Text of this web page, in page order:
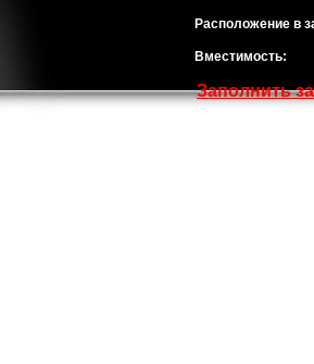
Расположение в
Вместимость:
Заполнить